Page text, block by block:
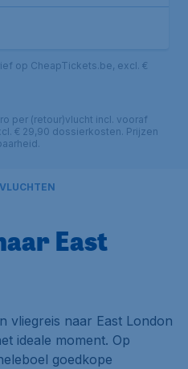
op CheapTickets.be, excl. €
per (retour)vlucht incl. vooraf
€ 29,90 dossierkosten. Prijzen
East
vliegreis naar East London
ideale moment. Op
goedkope